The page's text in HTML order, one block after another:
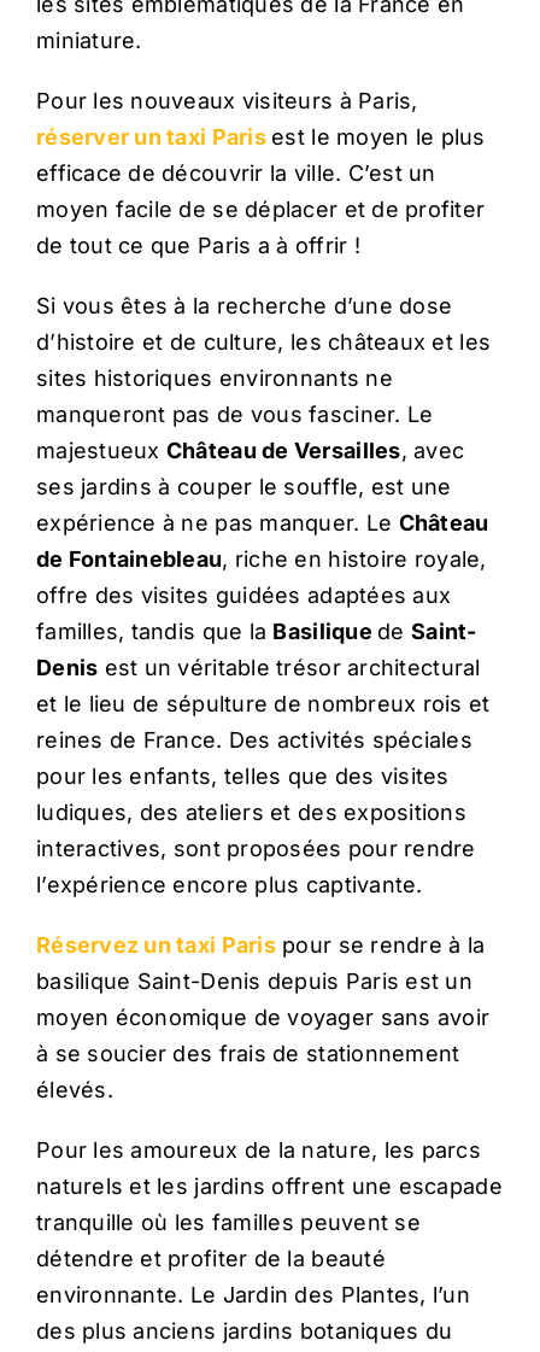
miniature.
Pour les nouveaux visiteurs à Paris,
réserver un taxi Paris est le moyen le plus
efficace de découvrir la ville. C’est un
moyen facile de se déplacer et de profiter
de tout ce que Paris a à offrir !
Si vous êtes à la recherche d’une dose
d’histoire et de culture, les châteaux et les
sites historiques environnants ne
manqueront pas de vous fasciner. Le
majestueux Château de Versailles, avec
ses jardins à couper le souffle, est une
expérience à ne pas manquer. Le Château
de Fontainebleau, riche en histoire royale,
offre des visites guidées adaptées aux
familles, tandis que la Basilique de Saint-
Denis est un véritable trésor architectural
et le lieu de sépulture de nombreux rois et
reines de France. Des activités spéciales
pour les enfants, telles que des visites
ludiques, des ateliers et des expositions
interactives, sont proposées pour rendre
l’expérience encore plus captivante.
Réservez un taxi Parispour se rendre à la
basilique Saint-Denis depuis Paris est un
moyen économique de voyager sans avoir
à se soucier des frais de stationnement
élevés.
Pour les amoureux de la nature, les parcs
naturels et les jardins offrent une escapade
tranquille où les familles peuvent se
détendre et profiter de la beauté
environnante. Le Jardin des Plantes, l’un
des plus anciens jardins botaniques du